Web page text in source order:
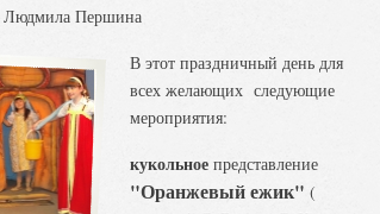
Людмила Першина
В этот праздничный день для
всех желающих следующие
мероприятия:
кукольное представление
"Оранжевый ежик" (